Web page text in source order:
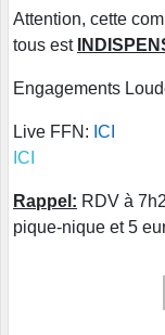
Attention, cette
tous est
Engagements
Live FFN: ICI
ICI
Rappel: RDV à
pique-nique et 5